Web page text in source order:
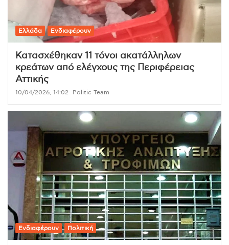
Ελλάδα Ενδιαφέρουν
Κατασχέθηκαν 11 τόνοι ακατάλληλων
κρεάτων από ελέγχους της Περιφέρειας
Αττικής
10/04/2026, 14:02 Politic Team
Ενδιαφέρουν Πολιτική